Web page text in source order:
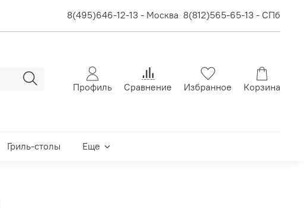
8(495)646-12-13 - Москва 8(812)565-65-13 - СПб
Профиль Сравнение Избранное Корзина
Гриль-столы Еще